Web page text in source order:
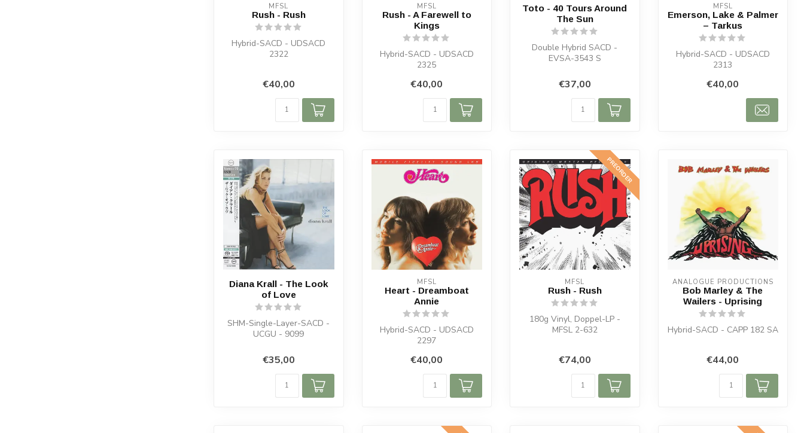
MFSL
Rush - Rush
Hybrid-SACD - UDSACD
2322
€40,00
MFSL
Rush - A Farewell to
Kings
Hybrid-SACD - UDSACD
2325
€40,00
Toto - 40 Tours Around
The Sun
Double Hybrid SACD -
EVSA-3543 S
€37,00
MFSL
Emerson, Lake & Palmer
– Tarkus
Hybrid-SACD - UDSACD
2313
€40,00
Diana Krall - The Look
of Love
SHM-Single-Layer-SACD -
UCGU - 9099
€35,00
MFSL
Heart - Dreamboat
Annie
Hybrid-SACD - UDSACD
2297
€40,00
PREORDER
MFSL
Rush - Rush
180g Vinyl, Doppel-LP -
MFSL 2-632
€74,00
ANALOGUE PRODUCTIONS
Bob Marley & The
Wailers - Uprising
Hybrid-SACD - CAPP 182 SA
€44,00